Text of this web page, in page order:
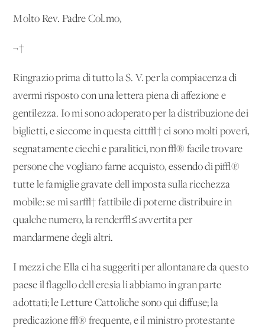
Molto Rev. Padre Col.mo,
¬†
Ringrazio prima di tutto la S. V. per la compiacenza di
avermi risposto con una lettera piena di affezione e
gentilezza. Io mi sono adoperato per la distribuzione dei
biglietti, e siccome in questa citt√† ci sono molti poveri,
segnatamente ciechi e paralitici, non √® facile trovare
persone che vogliano farne acquisto, essendo di pi√π
tutte le famiglie gravate dell'imposta sulla ricchezza
mobile: se mi sar√† fattibile di poterne distribuire in
qualche numero, la render√≤ avvertita per
mandarmene degli altri.
I mezzi che Ella ci ha suggeriti per allontanare da questo
paese il flagello dell'eresia li abbiamo in gran parte
adottati; le Letture Cattoliche sono qui diffuse; la
predicazione √® frequente, e il ministro protestante